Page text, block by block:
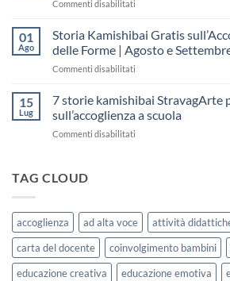
una
lezione
dell’Accoglienza:
Giorni
Commenti disabilitati
Kamishibai
da
sceglierle
01
Ago
Storia Kamishibai Gratis
delle Forme | Agosto e
Commenti disabilitati
Kamishibai
sull’Accoglienza:
Settembre
2026
15
Lug
7 storie kamishibai StravagArte
sull’accoglienza a scuola
Commenti disabilitati
lavorare
sull’accoglienza
a
scuola
TAG CLOUD
accoglienza ad alta voce attività
carta del docente
coinvolgimento bambini
educazione creativa
educazione emotiva